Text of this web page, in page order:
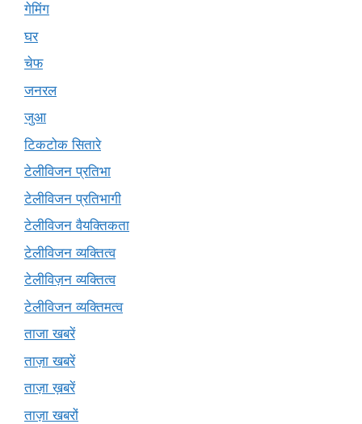
गेमिंग
घर
चेफ
जनरल
जुआ
टिकटोक सितारे
टेलीविजन प्रतिभा
टेलीविजन प्रतिभागी
टेलीविजन वैयक्तिकता
टेलीविजन व्यक्तित्व
टेलीविज़न व्यक्तित्व
टेलीविजन व्यक्तिमत्व
ताजा खबरें
ताज़ा खबरें
ताज़ा ख़बरें
ताज़ा खबरों